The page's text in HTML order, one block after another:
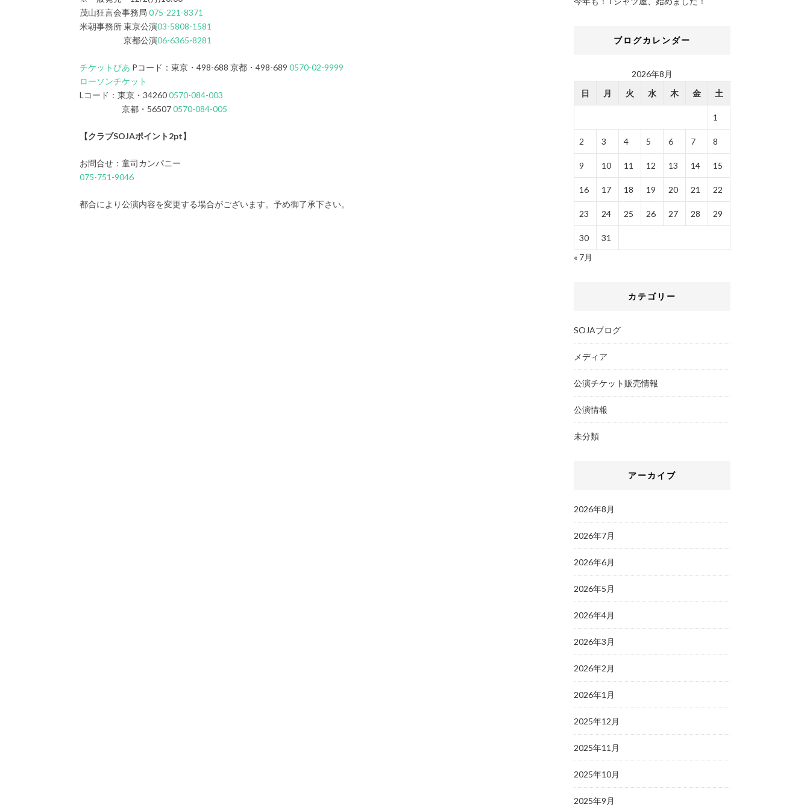
茂山狂言会事務局 075-221-8371
米朝事務所 東京公演03-5808-1581
京都公演06-6365-8281
チケットぴあ Pコード：東京・498-688 京都・498-689 0570-02-9999
ローソンチケット
Lコード：東京・342600570-084-003
京都・565070570-084-005
【クラブSOJAポイント2pt】
お問合せ：童司カンパニー
075-751-9046
都合により公演内容を変更する場合がございます。予め御了承下さい。
ブログカレンダー
2026年8月
日
月 火 水 木 金 土
1
2 3 4 5 6 7 8
9 10 11 12 13 14 15
16 17 18 19 20 21 22
23 24 25 26 27 28 29
30
31
« 7月
カテゴリー
SOJAブログ
メディア
公演チケット販売情報
公演情報
未分類
アーカイブ
2026年8月
2026年7月
2026年6月
2026年5月
2026年4月
2026年3月
2026年2月
2026年1月
2025年12月
2025年11月
2025年10月
2025年9月